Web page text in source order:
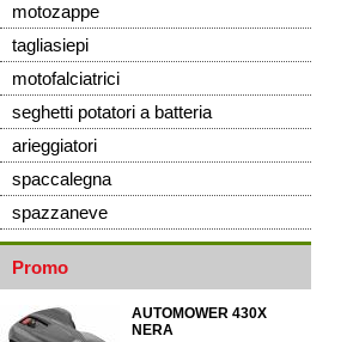
motozappe
tagliasiepi
motofalciatrici
seghetti potatori a batteria
arieggiatori
spaccalegna
spazzaneve
Promo
AUTOMOWER 430X
NERA